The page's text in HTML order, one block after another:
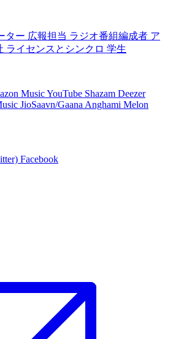
ター 広報担当 ラジオ番組編成者 ア
ライセンスとシンクロ 学生
MusicYouTube Shazam Deezer
JioSaavn/Gaana Anghami Melon
Facebook